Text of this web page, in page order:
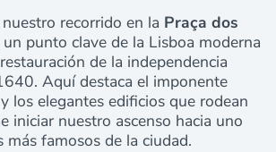
recorrido en la Praça dos
un punto clave de la Lisboa moderna
de la independencia
Aquí destaca el imponente
los elegantes edificios que rodean
iniciar nuestro ascenso hacia uno
más famosos de la ciudad.